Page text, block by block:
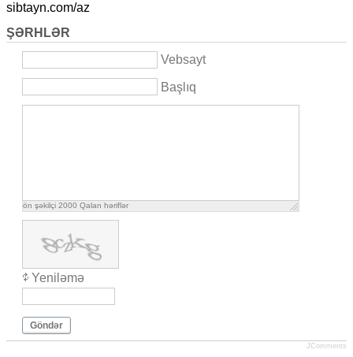
sibtayn.com/az
ŞƏRHLƏR
Vebsayt
Başlıq
ön şəkilçi 2000 Qalan həriflər
Yeniləmə
Göndər
JComments